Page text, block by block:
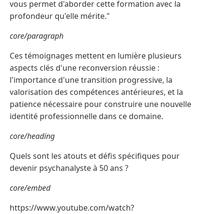
vous permet d'aborder cette formation avec la
profondeur qu'elle mérite."
core/paragraph
Ces témoignages mettent en lumière plusieurs
aspects clés d'une reconversion réussie :
l'importance d'une transition progressive, la
valorisation des compétences antérieures, et la
patience nécessaire pour construire une nouvelle
identité professionnelle dans ce domaine.
core/heading
Quels sont les atouts et défis spécifiques pour
devenir psychanalyste à 50 ans ?
core/embed
https://www.youtube.com/watch?